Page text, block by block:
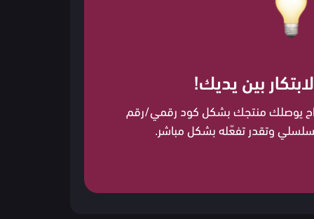
بين يديك!
يوصلك منتجك بشكل كود رقمي/رقم
وتقدر تفعّله بشكل مباشر.